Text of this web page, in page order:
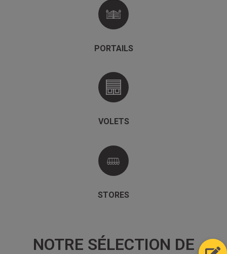
PORTAILS
VOLETS
STORES
NOTRE SÉLECTION DE